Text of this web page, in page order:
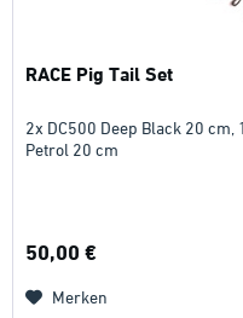
RACE Pig Tail Set
2x DC500 Deep Black 20 cm,
Petrol 20 cm
50,00 €
Merken